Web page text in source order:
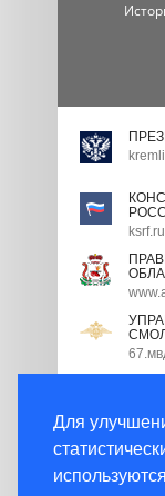
Для
ksrf.ru